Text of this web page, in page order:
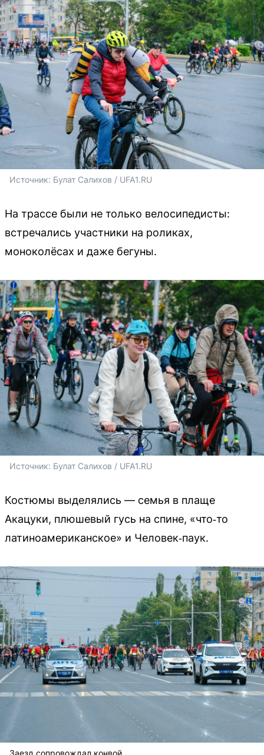
Источник: Булат Салихов / UFA1.RU
На трассе были не только велосипедисты:
встречались участники на роликах,
моноколёсах и даже бегуны.
Источник: Булат Салихов / UFA1.RU
Костюмы выделялись — семья в плаще
Акацуки, плюшевый гусь на спине, «что‑то
латиноамериканское» и Человек‑паук.